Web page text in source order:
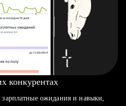
конкурентах
ожидания и навыки,